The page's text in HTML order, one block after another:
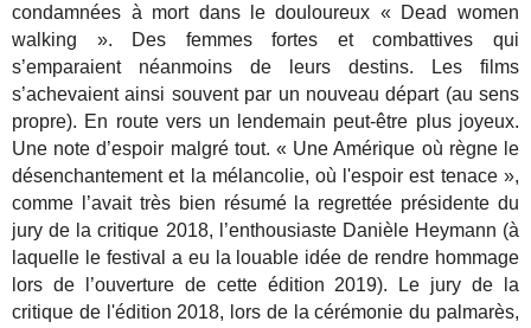
condamnées à mort dans le douloureux « Dead women
walking ». Des femmes fortes et combattives qui
s’emparaient néanmoins de leurs destins. Les films
s’achevaient ainsi souvent par un nouveau départ (au sens
propre). En route vers un lendemain peut-être plus joyeux.
Une note d’espoir malgré tout. « Une Amérique où règne le
désenchantement et la mélancolie, où l'espoir est tenace »,
comme l’avait très bien résumé la regrettée présidente du
jury de la critique 2018, l’enthousiaste Danièle Heymann (à
laquelle le festival a eu la louable idée de rendre hommage
lors de l’ouverture de cette édition 2019). Le jury de la
critique de l'édition 2018, lors de la cérémonie du palmarès,